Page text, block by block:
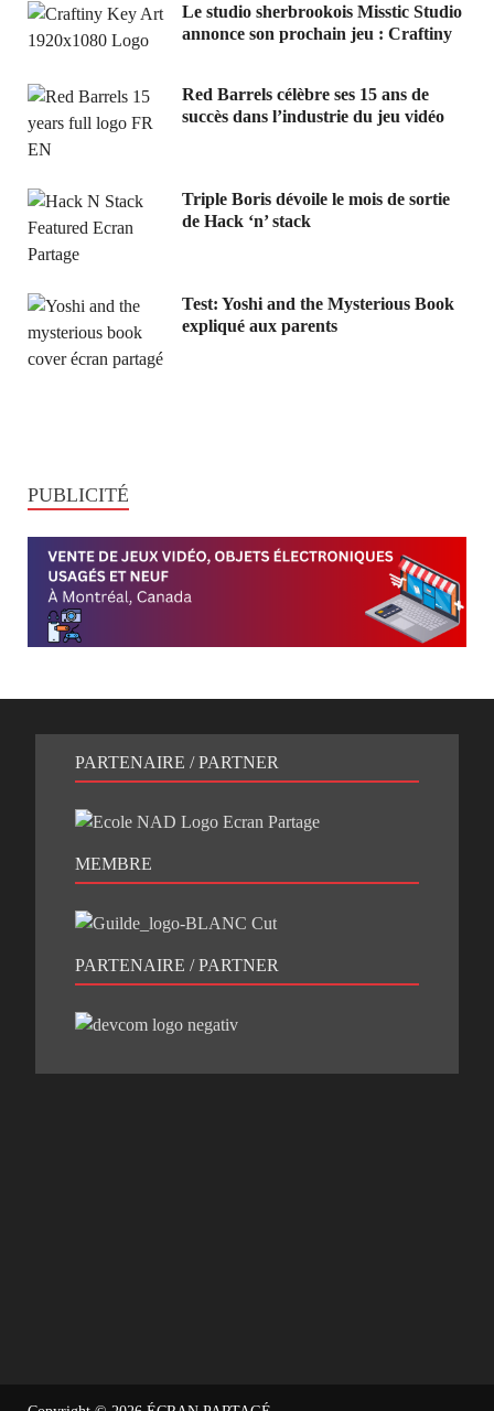
Le studio sherbrookois Misstic Studio
annonce son prochain jeu : Craftiny
Red Barrels célèbre ses 15 ans de
succès dans l’industrie du jeu vidéo
Triple Boris dévoile le mois de sortie
de Hack ‘n’ stack
Test: Yoshi and the Mysterious Book
expliqué aux parents
PUBLICITÉ
PARTENAIRE / PARTNER
MEMBRE
PARTENAIRE / PARTNER